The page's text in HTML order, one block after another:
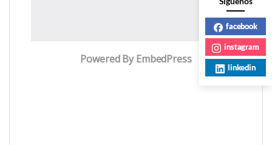
Powered By EmbedPress
facebook
instagram
linkedin